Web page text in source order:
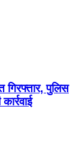
पुलिस